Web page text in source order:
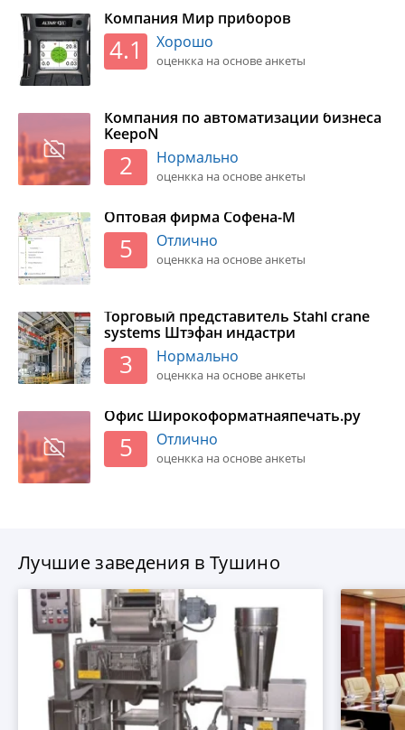
Компания Мир приборов
4.1 Хорошо
оценкка на основе анкеты
Компания по автоматизации бизнеса
KeepоN
2 Нормально
оценкка на основе анкеты
Оптовая фирма Софена-М
5 Отлично
оценкка на основе анкеты
Торговый представитель Stahl crane
systems Штэфан индастри
3 Нормально
оценкка на основе анкеты
Офис Широкоформатнаяпечать.ру
5 Отлично
оценкка на основе анкеты
Лучшие заведения в Тушино